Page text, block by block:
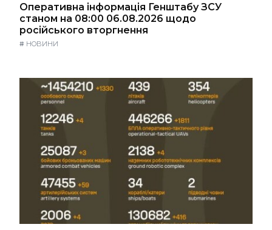
Оперативна інформація Генштабу ЗСУ
станом на 08:00 06.08.2026 щодо
російського вторгнення
# НОВИНИ